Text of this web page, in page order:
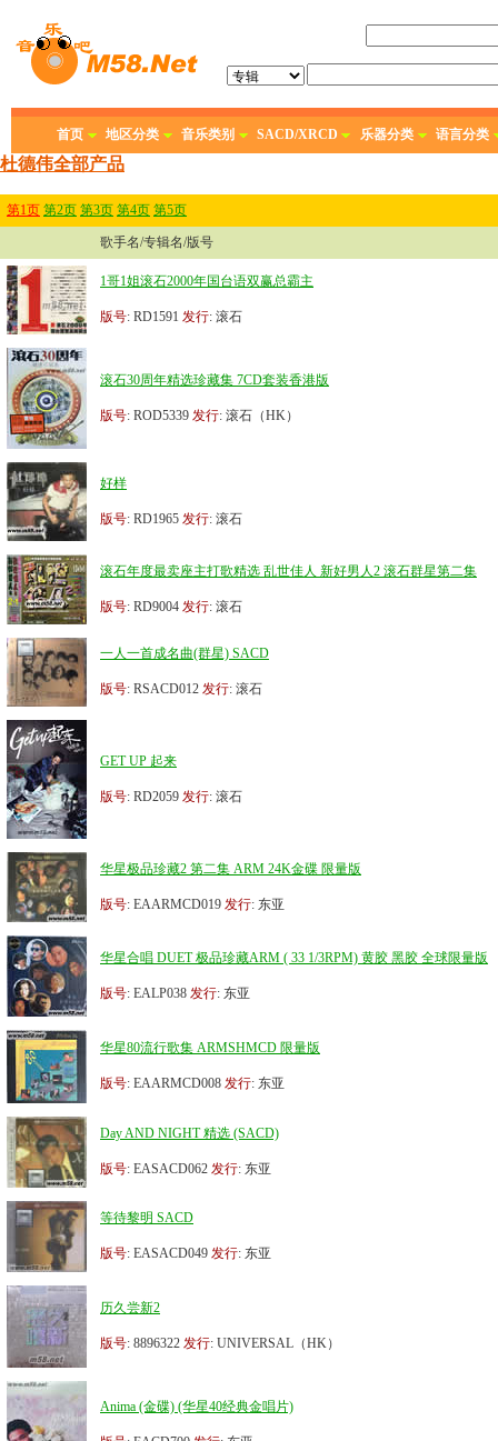
首页 地区分类 音乐类别 SACD/XRCD 乐器分类 语言分类
杜德伟全部产品
第1页 第2页 第3页 第4页 第5页
歌手名/专辑名/版号
1哥1姐滚石2000年国台语双赢总霸主
版号: RD1591 发行: 滚石
滚石30周年精选珍藏集 7CD套装香港版
版号: ROD5339 发行: 滚石（HK）
好样
版号: RD1965 发行: 滚石
滚石年度最卖座主打歌精选 乱世佳人 新好男人2 滚石群星第二集
版号: RD9004 发行: 滚石
一人一首成名曲(群星) SACD
版号: RSACD012 发行: 滚石
GET UP 起来
版号: RD2059 发行: 滚石
华星极品珍藏2 第二集 ARM 24K金碟 限量版
版号: EAARMCD019 发行: 东亚
华星合唱 DUET 极品珍藏ARM ( 33 1/3RPM) 黄胶 黑胶 全球限量版
版号: EALP038 发行: 东亚
华星80流行歌集 ARMSHMCD 限量版
版号: EAARMCD008 发行: 东亚
Day AND NIGHT 精选 (SACD)
版号: EASACD062 发行: 东亚
等待黎明 SACD
版号: EASACD049 发行: 东亚
历久尝新2
版号: 8896322 发行: UNIVERSAL（HK）
Anima (金碟) (华星40经典金唱片)